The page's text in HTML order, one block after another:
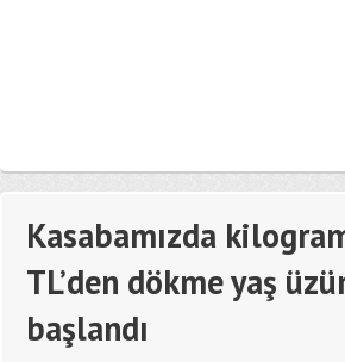
Kasabamızda
TL’den dökme yaş
başlandı